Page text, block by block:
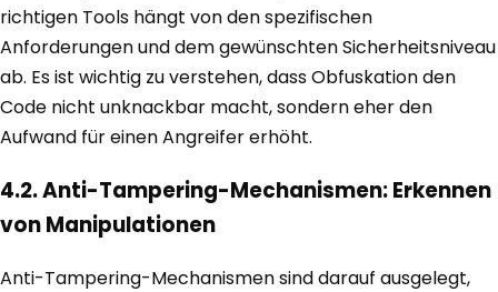
richtigen Tools hängt von den spezifischen
Anforderungen und dem gewünschten Sicherheitsniveau
ab. Es ist wichtig zu verstehen, dass Obfuskation den
Code nicht unknackbar macht, sondern eher den
Aufwand für einen Angreifer erhöht.
4.2. Anti-Tampering-Mechanismen: Erkennen
von Manipulationen
Anti-Tampering-Mechanismen sind darauf ausgelegt,